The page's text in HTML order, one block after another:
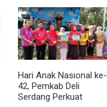
Hari Anak Nasional ke-
42, Pemkab Deli
Serdang Perkuat